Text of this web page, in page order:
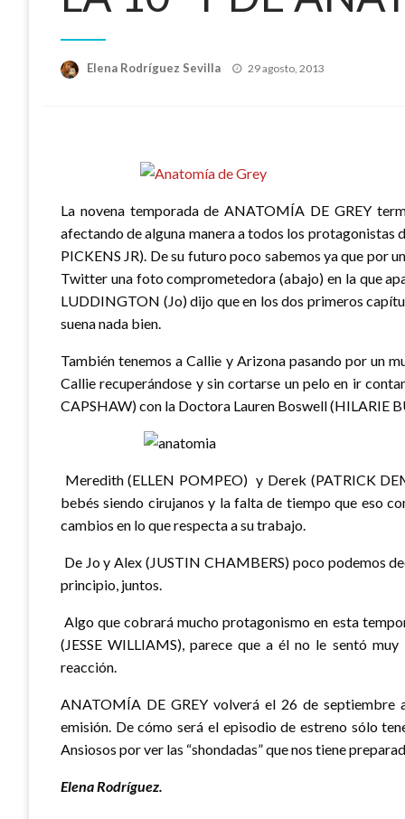
Elena Rodríguez Sevilla
Publicado
29 agosto, 2013
La novena temporada de ANATOMÍA DE GREY
afectando de alguna manera a todos los protagonistas
PICKENS JR). De su futuro poco sabemos ya que por
Twitter una foto comprometedora (abajo) en la que
LUDDINGTON (Jo) dijo que en los dos primeros
suena nada bien.
También tenemos a Callie y Arizona pasando por un
Callie recuperándose y sin cortarse un pelo en ir
CAPSHAW) con la Doctora Lauren Boswell (HILARIE
Meredith (ELLEN POMPEO) y Derek (PATRICK
bebés siendo cirujanos y la falta de tiempo que eso
cambios en lo que respecta a su trabajo.
De Jo y Alex (JUSTIN CHAMBERS) poco podemos
principio, juntos.
Algo que cobrará mucho protagonismo en esta
(JESSE WILLIAMS), parece que a él no le sentó
reacción.
ANATOMÍA DE GREY volverá el 26 de septiembre
emisión. De cómo será el episodio de estreno sólo
Ansiosos por ver las “shondadas” que nos tiene
Elena Rodríguez.